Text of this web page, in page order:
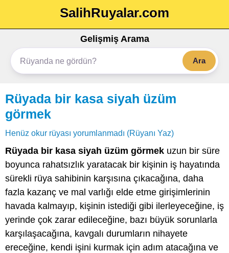
SalihRuyalar.com
Gelişmiş Arama
Ara
Rüyada bir kasa siyah üzüm
görmek
Henüz okur rüyası yorumlanmadı (Rüyanı Yaz)
Rüyada bir kasa siyah üzüm görmek uzun bir süre
boyunca rahatsızlık yaratacak bir kişinin iş hayatında
sürekli rüya sahibinin karşısına çıkacağına, daha
fazla kazanç ve mal varlığı elde etme girişimlerinin
havada kalmayıp, kişinin istediği gibi ilerleyeceğine, iş
yerinde çok zarar edileceğine, bazı büyük sorunlarla
karşılaşacağına, kavgalı durumların nihayete
ereceğine, kendi işini kurmak için adım atacağına ve